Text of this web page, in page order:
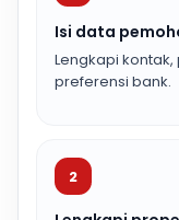
Isi data
Lengkapi
preferensi bank.
2